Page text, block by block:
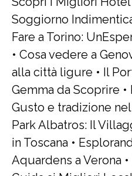
Soggiorno
Fare a Torino:
• Cosa vedere a
alla città ligure • Il
Gemma da Scoprire •
Gusto e tradizione
Park Albatros: Il
in Toscana •
Aquardens a Verona •